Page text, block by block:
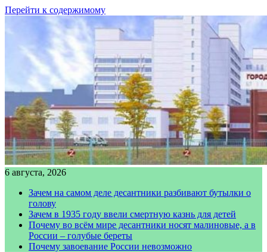
Перейти к содержимому
6 августа, 2026
Зачем на самом деле десантники разбивают бутылки о
голову
Зачем в 1935 году ввели смертную казнь для детей
Почему во всём мире десантники носят малиновые, а в
России – голубые береты
Почему завоевание России невозможно